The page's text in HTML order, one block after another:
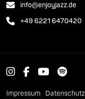
info@enjoyjazz.de
+49 6221 6470420
Impressum Datenschutz